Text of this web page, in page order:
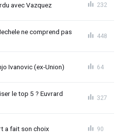
avec Vazquez 232
ne comprend pas
448
Ivanovic (ex-Union) 64
le top 5 ? Euvrard
327
a fait son choix 90